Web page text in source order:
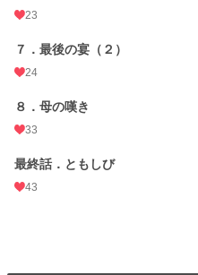
23
７．最後の宴（２）
24
８．母の嘆き
33
最終話．ともしび
43